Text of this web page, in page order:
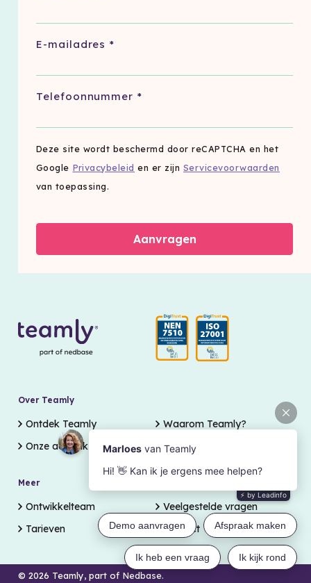
E-mailadres *
Telefoonnummer *
Deze site wordt beschermd door reCAPTCHA en het
Google Privacybeleid en er zijn Servicevoorwaarden
van toepassing.
Over Teamly
Ontdek Teamly
Waarom Teamly?
Onze aanpak
Meer
Ontwikkelteam
Tarieven
Veelgestelde vragen
Contact
© 2026 Teamly, part of Nedbase.